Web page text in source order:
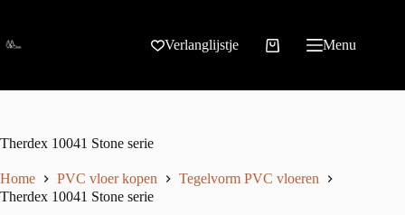
Verlanglijstje Menu
Therdex 10041 Stone serie
Home PVC vloer kopen
Tegelvorm PVC vloeren
Therdex 10041 Stone serie